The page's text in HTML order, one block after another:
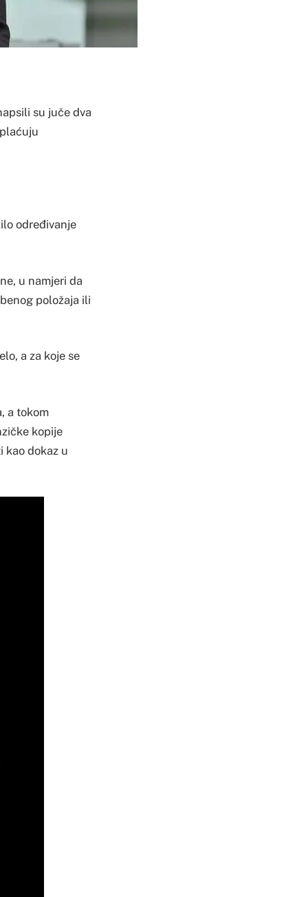
su juče dva
određivanje
u namjeri da
položaja ili
a za koje se
a tokom
kopije
kao dokaz u